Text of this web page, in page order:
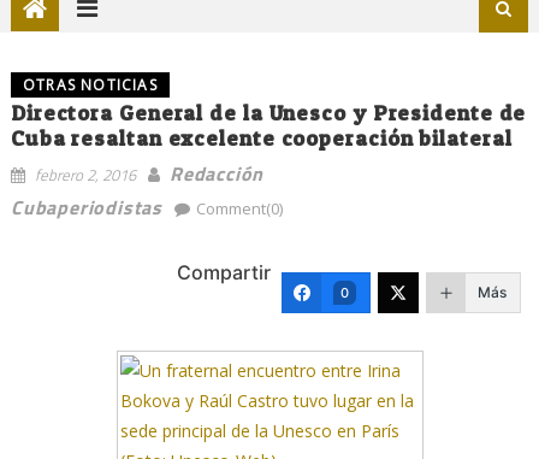
OTRAS NOTICIAS
Directora General de la Unesco y Presidente de
Cuba resaltan excelente cooperación bilateral
febrero 2, 2016
Redacción
Cubaperiodistas
Comment(0)
Compartir
0 Más